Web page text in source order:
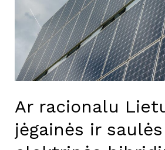
Ar racionalu
jėgainės ir saulės
jėgainės
ir
saulės
elektrinės
hibridinė